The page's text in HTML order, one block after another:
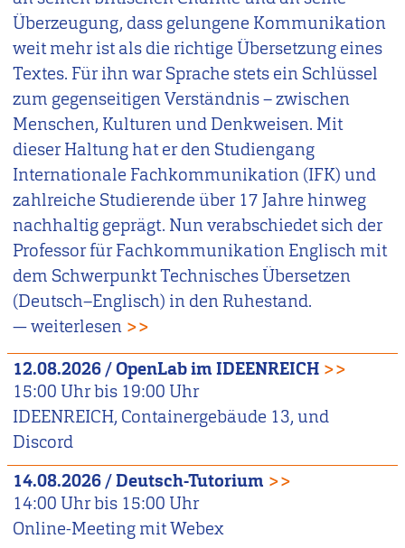
Überzeugung, dass gelungene Kommunikation
weit mehr ist als die richtige Übersetzung eines
Textes. Für ihn war Sprache stets ein Schlüssel
zum gegenseitigen Verständnis – zwischen
Menschen, Kulturen und Denkweisen. Mit
dieser Haltung hat er den Studiengang
Internationale Fachkommunikation (IFK) und
zahlreiche Studierende über 17 Jahre hinweg
nachhaltig geprägt. Nun verabschiedet sich der
Professor für Fachkommunikation Englisch mit
dem Schwerpunkt Technisches Übersetzen
(Deutsch–Englisch) in den Ruhestand.
— weiterlesen >>
12.08.2026/OpenLab im IDEENREICH >>
15:00 Uhr bis 19:00 Uhr
IDEENREICH, Containergebäude 13, und
Discord
14.08.2026/Deutsch-Tutorium >>
14:00 Uhr bis 15:00 Uhr
Online-Meeting mit Webex